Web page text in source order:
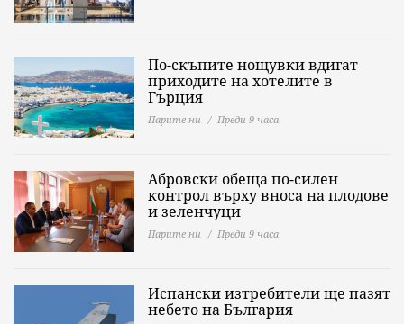
По-скъпите нощувки вдигат
приходите на хотелите в
Гърция
Парите ни Преди 9 часа
Абровски обеща по-силен
контрол върху вноса на плодове
и зеленчуци
Парите ни Преди 9 часа
Испански изтребители ще пазят
небето на България